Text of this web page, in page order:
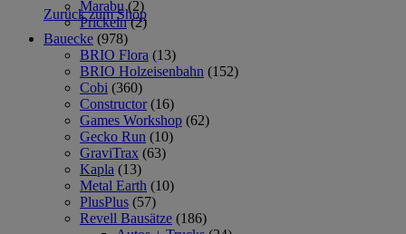
Zurück zum Shop
Marabu (2)
Prickeln (2)
Bauecke (978)
BRIO Flora (13)
BRIO Holzeisenbahn (152)
Cobi (360)
Constructor (16)
Games Workshop (62)
Gecko Run (10)
GraviTrax (63)
Kapla (13)
Metal Earth (10)
PlusPlus (57)
Revell Bausätze (186)